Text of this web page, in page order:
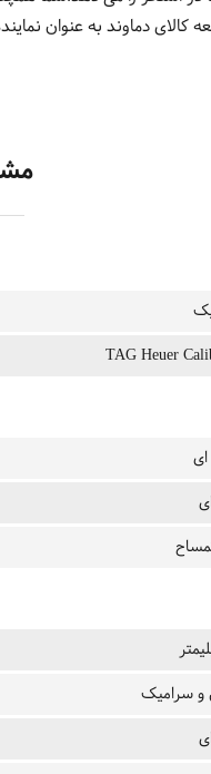
توسعه کالای دماوند به
TAG Heuer
ای
و سرامیک